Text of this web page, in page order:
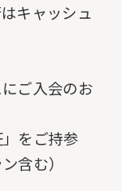
キャッシュ
ご入会のお
をご持参
含む）